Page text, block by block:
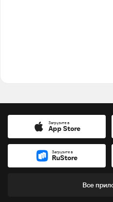
Загрузите в
App Store
Загрузите в
RuStore
Все